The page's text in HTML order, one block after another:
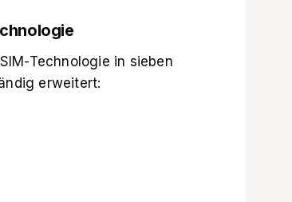
Technologie in sieben
erweitert: